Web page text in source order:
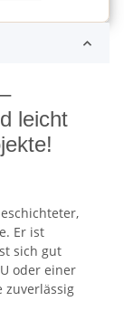
leicht
Er ist
sich gut
oder einer
zuverlässig